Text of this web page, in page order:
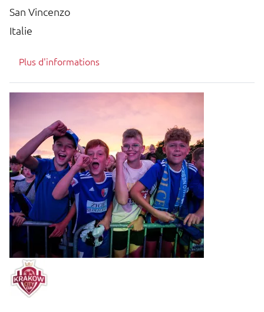
San Vincenzo
Italie
Plus d'informations